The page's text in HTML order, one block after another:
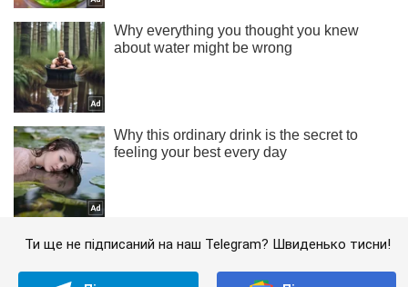
Ти ще не підписаний на наш Telegram? Швиденько тисни!